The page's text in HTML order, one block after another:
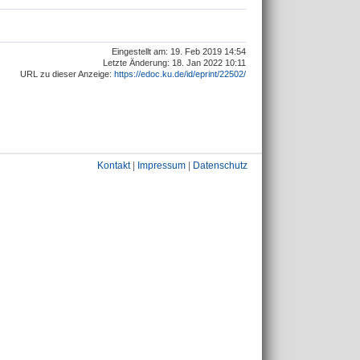
Eingestellt am: 19. Feb 2019 14:54
Letzte Änderung: 18. Jan 2022 10:11
URL zu dieser Anzeige: https://edoc.ku.de/id/eprint/22502/
Kontakt| Impressum Datenschutz